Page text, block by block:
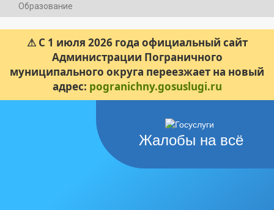
Образование
⚠ С 1 июля 2026 года официальный сайт
Администрации Пограничного
муниципального округа переезжает на новый
адрес: pogranichny.gosuslugi.ru
Жалобы на всё